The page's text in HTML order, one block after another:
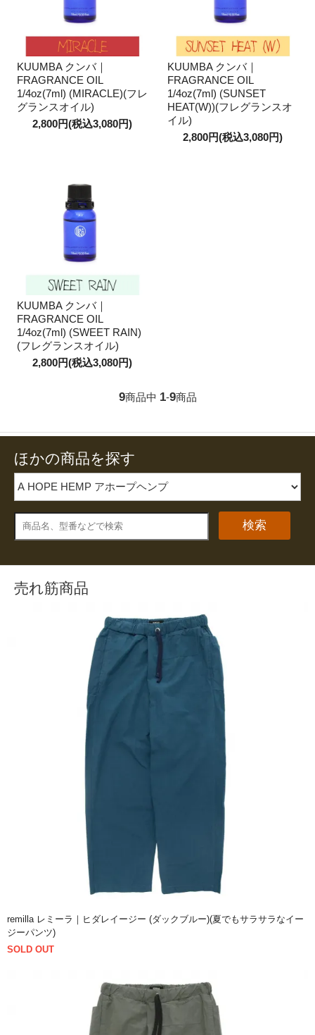
KUUMBA クンバ｜
FRAGRANCE OIL
1/4oz(7ml) (MIRACLE)(フレ
グランスオイル)
2,800円(税込3,080円)
KUUMBA クンバ｜
FRAGRANCE OIL
1/4oz(7ml) (SUNSET
HEAT(W))(フレグランスオ
イル)
2,800円(税込3,080円)
KUUMBA クンバ｜
FRAGRANCE OIL
1/4oz(7ml) (SWEET RAIN)
(フレグランスオイル)
2,800円(税込3,080円)
9商品中 1-9商品
ほかの商品を探す
検索
売れ筋商品
remilla レミーラ｜ヒダレイージー (ダックブルー)(夏でもサラサラなイー
ジーパンツ)
SOLD OUT